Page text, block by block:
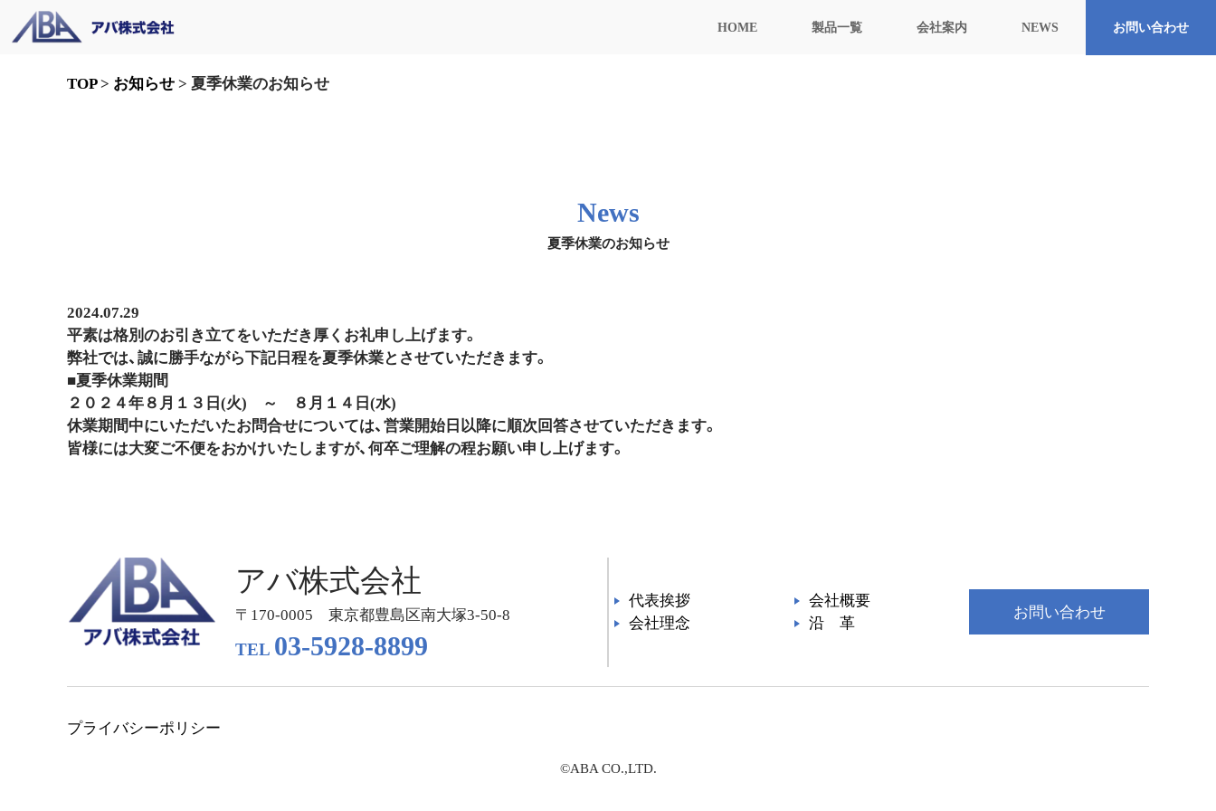
HOME 製品一覧 会社案内 NEWS お問い合わせ
TOP> お知らせ> 夏季休業のお知らせ
News
夏季休業のお知らせ
2024.07.29
平素は格別のお引き立てをいただき厚くお礼申し上げます。
弊社では、誠に勝手ながら下記日程を夏季休業とさせていただきます。
■夏季休業期間
２０２４年８月１３日(火) ～ ８月１４日(水)
休業期間中にいただいたお問合せについては、営業開始日以降に順次回答させていただきます。
皆様には大変ご不便をおかけいたしますが、何卒ご理解の程お願い申し上げます。
アバ株式会社
〒170-0005 東京都豊島区南大塚3-50-8
TEL 03-5928-8899
代表挨拶
会社概要
会社理念
沿 革
お問い合わせ
プライバシーポリシー
©ABA CO.,LTD.